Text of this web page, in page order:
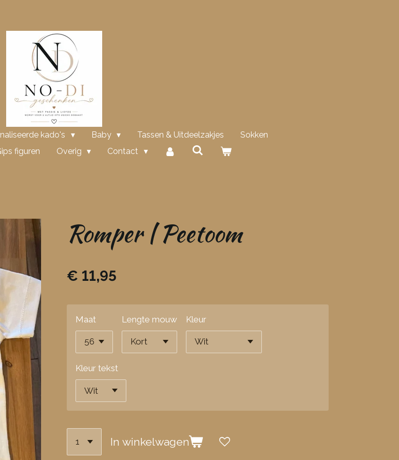
kado's Baby Tassen & Uitdeelzakjes
Sokken
figuren Overig Contact
Romper | Peetoom
€ 11,95
Maat Lengte mouw Kleur
Kleur tekst
In winkelwagen